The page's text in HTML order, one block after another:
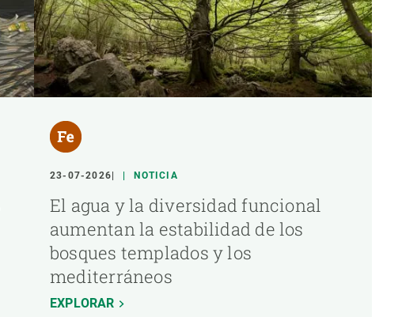
23-07-2026 NOTICIA
El agua y la diversidad funcional
aumentan la estabilidad de los
bosques templados y los
mediterráneos
EXPLORAR